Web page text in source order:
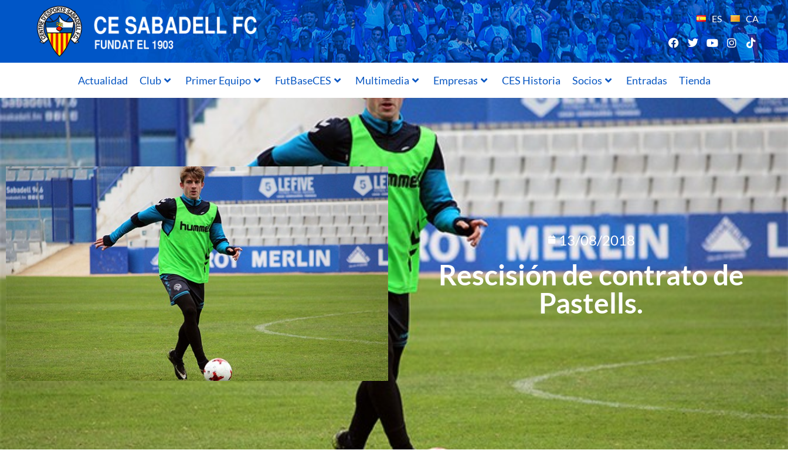
ES CA
Actualidad Club Primer Equipo FutBaseCES Multimedia Empresas CES Historia Socios Entradas Tienda
13/08/2018
Rescisión de contrato de
Pastells.